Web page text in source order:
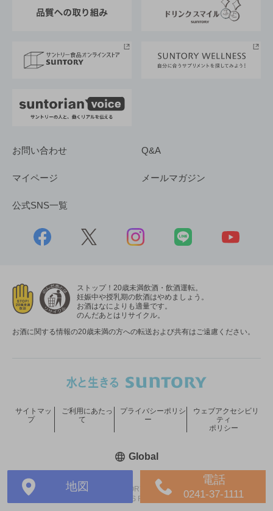
地図
電話
0241-37-1111
採用情報
お問い合わせ Q&A
マイページ メールマガジン
公式SNS一覧
ストップ！20歳未満飲酒・飲酒運転。
妊娠中や授乳期の飲酒はやめましょう。
お酒はなによりも適量です。
のんだあとはリサイクル。
お酒に関する情報の20歳未満の方への転送および共有はご遠慮ください。
COPYRIGHT © SUNTORY HOLDINGS LIMITED.
ALL RIGHTS RESERVED.
サイトマッ
プ
ご利用にあたっ
て
プライバシーポリシ
ー
ウェブアクセシビリ
ティ
ポリシー
Global新しいウィンドウで開く